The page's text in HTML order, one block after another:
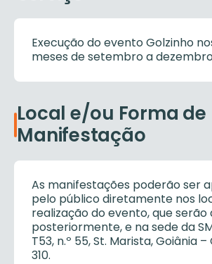
Execução do evento Golzinho
meses de setembro a
Local e/ou Forma de
Manifestação
As manifestações poderão ser
pelo público diretamente nos
realização do evento, que serão
posteriormente, e na sede da
T53, n.º 55, St. Marista, Goiânia –
310.